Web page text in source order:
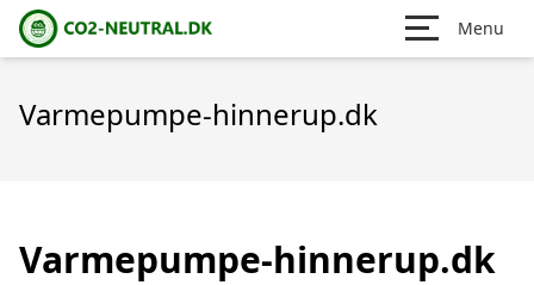
Menu
Varmepumpe-hinnerup.dk
Varmepumpe-hinnerup.dk